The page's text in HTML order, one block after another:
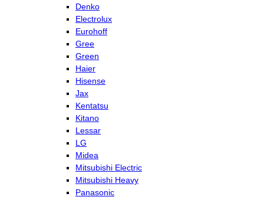
Denko
Electrolux
Eurohoff
Gree
Green
Haier
Hisense
Jax
Kentatsu
Kitano
Lessar
LG
Midea
Mitsubishi Electric
Mitsubishi Heavy
Panasonic